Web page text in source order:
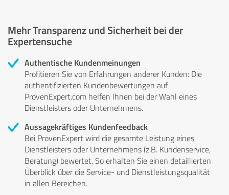
Mehr Transparenz und Sicherheit bei der
Expertensuche
Authentische Kundenmeinungen
Profitieren Sie von Erfahrungen anderer Kunden: Die
authentifizierten Kundenbewertungen auf
ProvenExpert.com helfen Ihnen bei der Wahl eines
Dienstleisters oder Unternehmens.
Aussagekräftiges Kundenfeedback
Bei ProvenExpert wird die gesamte Leistung eines
Dienstleisters oder Unternehmens (z.B. Kundenservice,
Beratung) bewertet. So erhalten Sie einen detaillierten
Überblick über die Service- und Dienstleistungsqualität
in allen Bereichen.